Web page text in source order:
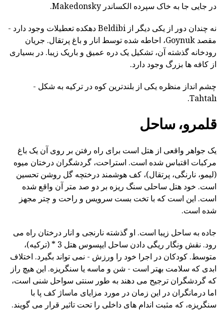
در جایی جا به خاک سپرده الکساندر Makedonsky.
نه چندان دور از یکی دیگر از Beldibi دهکده تعطیلات وجود دارد -
مقصد Goynuk، احاطه شده توسط انار و باغ پرتقال. جریان
رودخانه گذشته آن، تشکیل یک دره عمیق و باریک زیبا. در بسیاری
از کافه ها بزرگ وجود دارد.
چشم انداز منظره یکی از بلندترین کوه در ترکیه به شکل -
Tahtalı.
قلمرو، ساحل
یک جواهر واقعی از هتل است برای راه رفتن بر روی آن یک باغ
مرکبات اقتباس شده است. استراحت، گردشگران درختان میوه
(لیمو، نارنگی، پرتقال)، کف هوشمند درختچه گل روشن تحسین
است. خود هتل ساحلی سنگ ریزه بر دو صد متر آن واقع شده
است. این است که با تخت بست سرویس و راحت و چتر مجهز
شده است.
جاده به ساحل زیبا است. او گذشته نارنجی و انار درختان راه می
رود. نقش ونگار ریگی دادن ساحل ایپسوس هتل 3 * (ترکیه)،
متوسط. کودکان در اجرا خود را ورزش - نمی تواند بگیرد. اختلاف
ابدی که سلامت بهتر است - شن و ماسه یا سنگریزه. این هیچ راز
که گردشگران ترجیح می دهند به طور سنتی سواحل شنی است،
اما درمانگران در این زمان در مورد مزایای ماساژ کف پا با
سنگریزه، که مثبت اندام های داخلی را تحت تاثیر قرار می گویند.